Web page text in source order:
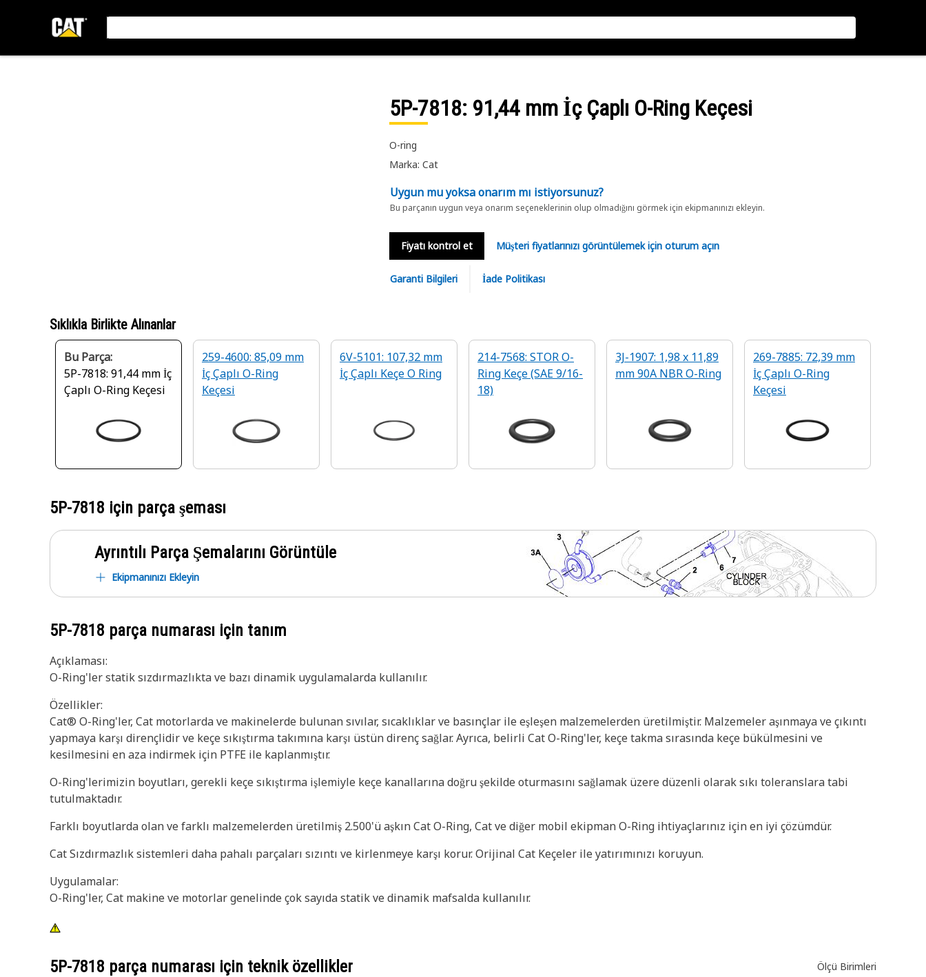
5P-7818: 91,44 mm İç Çaplı O-Ring Keçesi
O-ring
Marka: Cat
Uygun mu yoksa onarım mı istiyorsunuz?
Bu parçanın uygun veya onarım seçeneklerinin olup olmadığını görmek için ekipmanınızı ekleyin.
Fiyatı kontrol et Müşteri fiyatlarınızı görüntülemek için oturum açın
Garanti Bilgileri İade Politikası
Sıklıkla Birlikte Alınanlar
Bu Parça:
5P-7818: 91,44 mm İç
Çaplı O-Ring Keçesi
259-4600: 85,09 mm
İç Çaplı O-Ring
Keçesi
6V-5101: 107,32 mm
İç Çaplı Keçe O Ring
214-7568: STOR O-
Ring Keçe (SAE 9/16-
18)
3J-1907: 1,98 x 11,89
mm 90A NBR O-Ring
269-7885: 72,39 mm
İç Çaplı O-Ring
Keçesi
5P-7818 için parça şeması
Ayrıntılı Parça Şemalarını Görüntüle
Ekipmanınızı Ekleyin
5P-7818 parça numarası için tanım
Açıklaması:
O-Ring'ler statik sızdırmazlıkta ve bazı dinamik uygulamalarda kullanılır.
Özellikler:
Cat® O-Ring'ler, Cat motorlarda ve makinelerde bulunan sıvılar, sıcaklıklar ve basınçlar ile eşleşen malzemelerden üretilmiştir. Malzemeler aşınmaya ve çıkıntı
yapmaya karşı dirençlidir ve keçe sıkıştırma takımına karşı üstün direnç sağlar. Ayrıca, belirli Cat O-Ring'ler, keçe takma sırasında keçe bükülmesini ve
kesilmesini en aza indirmek için PTFE ile kaplanmıştır.
O-Ring'lerimizin boyutları, gerekli keçe sıkıştırma işlemiyle keçe kanallarına doğru şekilde oturmasını sağlamak üzere düzenli olarak sıkı toleranslara tabi
tutulmaktadır.
Farklı boyutlarda olan ve farklı malzemelerden üretilmiş 2.500'ü aşkın Cat O-Ring, Cat ve diğer mobil ekipman O-Ring ihtiyaçlarınız için en iyi çözümdür.
Cat Sızdırmazlık sistemleri daha pahalı parçaları sızıntı ve kirlenmeye karşı korur. Orijinal Cat Keçeler ile yatırımınızı koruyun.
Uygulamalar:
O-Ring'ler, Cat makine ve motorlar genelinde çok sayıda statik ve dinamik mafsalda kullanılır.
5P-7818 parça numarası için teknik özellikler Ölçü Birimleri